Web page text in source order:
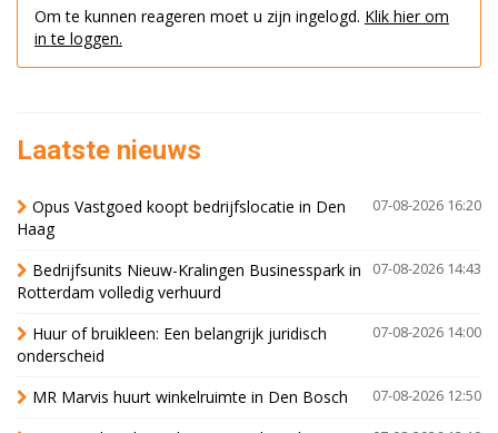
Om te kunnen reageren moet u zijn ingelogd. Klik hier om
in te loggen.
Laatste nieuws
07-08-2026 16:20
Opus Vastgoed koopt bedrijfslocatie in Den
Haag
07-08-2026 14:43
Bedrijfsunits Nieuw-Kralingen Businesspark in
Rotterdam volledig verhuurd
07-08-2026 14:00
Huur of bruikleen: Een belangrijk juridisch
onderscheid
07-08-2026 12:50
MR Marvis huurt winkelruimte in Den Bosch